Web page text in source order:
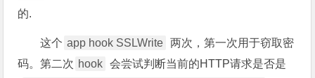
的.
这个 app hook SSLWrite 两次，第一次用于窃取密
码。第二次 hook 会尝试判断当前的HTTP请求是否是